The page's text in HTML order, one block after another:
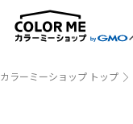
カラーミーショップ トップ